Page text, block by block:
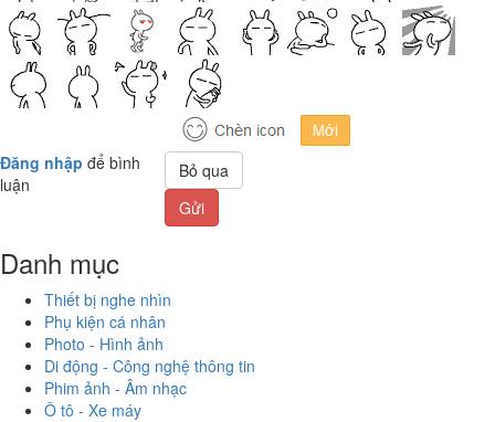
Đăng nhập để bình
luận
Bỏ qua
Gửi
Danh mục
Thiết bị nghe nhìn
Phụ kiện cá nhân
Photo - Hình ảnh
Di động - Công nghệ thông tin
Phim ảnh - Âm nhạc
Ô tô - Xe máy